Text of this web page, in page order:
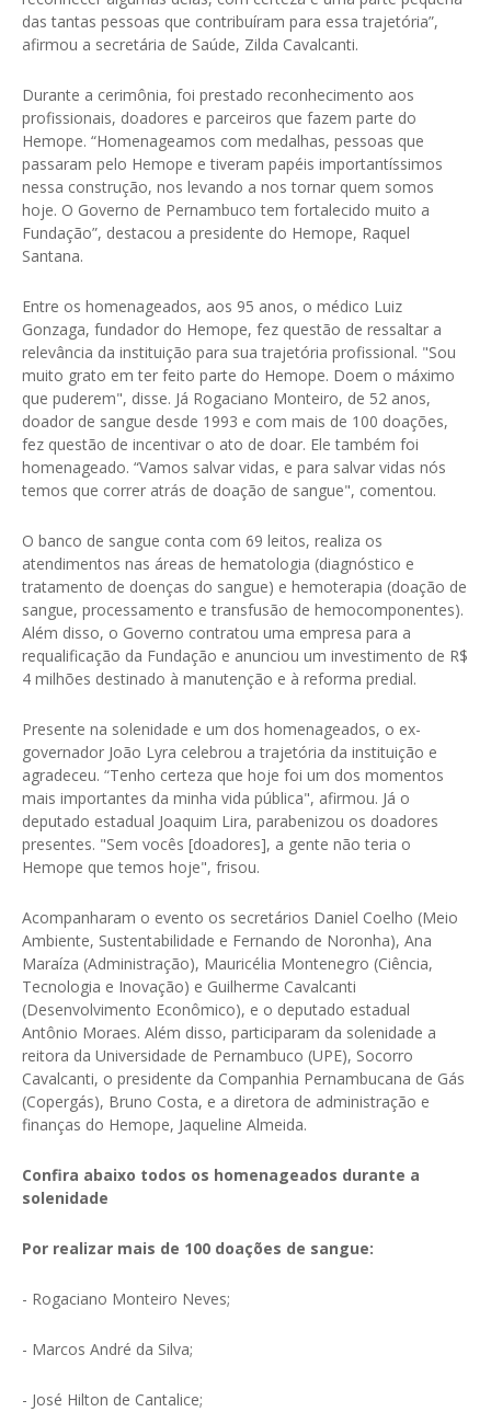
das tantas pessoas que contribuíram para essa trajetória”,
afirmou a secretária de Saúde, Zilda Cavalcanti.
Durante a cerimônia, foi prestado reconhecimento aos
profissionais, doadores e parceiros que fazem parte do
Hemope. “Homenageamos com medalhas, pessoas que
passaram pelo Hemope e tiveram papéis importantíssimos
nessa construção, nos levando a nos tornar quem somos
hoje. O Governo de Pernambuco tem fortalecido muito a
Fundação”, destacou a presidente do Hemope, Raquel
Santana.
Entre os homenageados, aos 95 anos, o médico Luiz
Gonzaga, fundador do Hemope, fez questão de ressaltar a
relevância da instituição para sua trajetória profissional. "Sou
muito grato em ter feito parte do Hemope. Doem o máximo
que puderem", disse. Já Rogaciano Monteiro, de 52 anos,
doador de sangue desde 1993 e com mais de 100 doações,
fez questão de incentivar o ato de doar. Ele também foi
homenageado. “Vamos salvar vidas, e para salvar vidas nós
temos que correr atrás de doação de sangue", comentou.
O banco de sangue conta com 69 leitos, realiza os
atendimentos nas áreas de hematologia (diagnóstico e
tratamento de doenças do sangue) e hemoterapia (doação de
sangue, processamento e transfusão de hemocomponentes).
Além disso, o Governo contratou uma empresa para a
requalificação da Fundação e anunciou um investimento de R$
4 milhões destinado à manutenção e à reforma predial.
Presente na solenidade e um dos homenageados, o ex-
governador João Lyra celebrou a trajetória da instituição e
agradeceu. “Tenho certeza que hoje foi um dos momentos
mais importantes da minha vida pública", afirmou. Já o
deputado estadual Joaquim Lira, parabenizou os doadores
presentes. "Sem vocês [doadores], a gente não teria o
Hemope que temos hoje", frisou.
Acompanharam o evento os secretários Daniel Coelho (Meio
Ambiente, Sustentabilidade e Fernando de Noronha), Ana
Maraíza (Administração), Mauricélia Montenegro (Ciência,
Tecnologia e Inovação) e Guilherme Cavalcanti
(Desenvolvimento Econômico), e o deputado estadual
Antônio Moraes. Além disso, participaram da solenidade a
reitora da Universidade de Pernambuco (UPE), Socorro
Cavalcanti, o presidente da Companhia Pernambucana de Gás
(Copergás), Bruno Costa, e a diretora de administração e
finanças do Hemope, Jaqueline Almeida.
Confira abaixo todos os homenageados durante a
solenidade
Por realizar mais de 100 doações de sangue:
- Rogaciano Monteiro Neves;
- Marcos André da Silva;
- José Hilton de Cantalice;